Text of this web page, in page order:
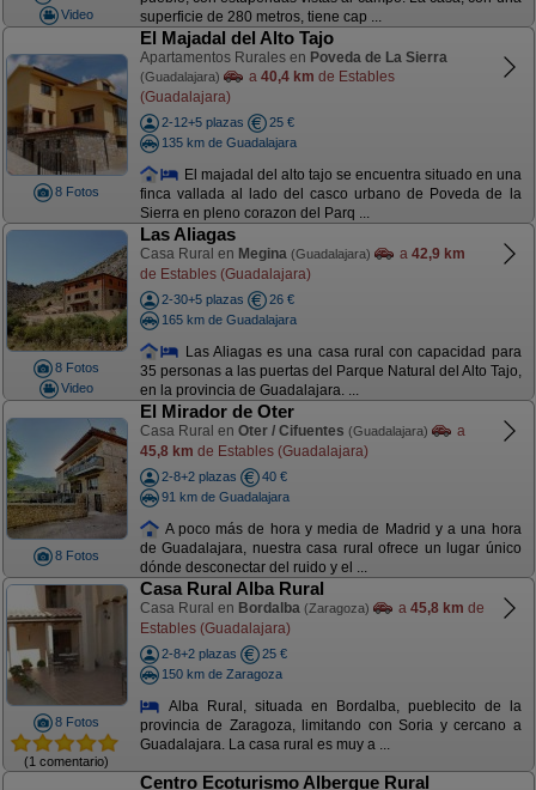
Video
superficie de 280 metros, tiene cap ...
8 Fotos
El Majadal del Alto Tajo
Apartamentos Rurales en Poveda de La Sierra
(Guadalajara) a 40,4 km de Estables
(Guadalajara)
2-12+5 plazas
25 €
135 km de Guadalajara
El majadal del alto tajo se encuentra situado en una
finca vallada al lado del casco urbano de Poveda de la
Sierra en pleno corazon del Parq ...
8 Fotos
Video
Las Aliagas
Casa Rural en Megina (Guadalajara) a 42,9 km
de Estables (Guadalajara)
2-30+5 plazas
26 €
165 km de Guadalajara
Las Aliagas es una casa rural con capacidad para
35 personas a las puertas del Parque Natural del Alto Tajo,
en la provincia de Guadalajara. ...
8 Fotos
El Mirador de Oter
Casa Rural en Oter / Cifuentes (Guadalajara)
a
45,8 km de Estables (Guadalajara)
2-8+2 plazas
40 €
91 km de Guadalajara
A poco más de hora y media de Madrid y a una hora
de Guadalajara, nuestra casa rural ofrece un lugar único
dónde desconectar del ruido y el ...
8 Fotos
(1 comentario)
Casa Rural Alba Rural
Casa Rural en Bordalba (Zaragoza) a 45,8 km de
Estables (Guadalajara)
2-8+2 plazas
25 €
150 km de Zaragoza
Alba Rural, situada en Bordalba, pueblecito de la
provincia de Zaragoza, limitando con Soria y cercano a
Guadalajara. La casa rural es muy a ...
Centro Ecoturismo Albergue Rural